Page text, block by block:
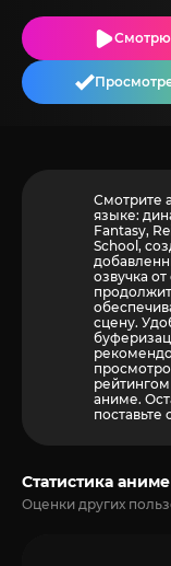
Смотрю
Смотрите
языке:
Fantasy,
School,
озвучка
сцену.
аниме.
поставьте
Статистика аниме
Оценки других